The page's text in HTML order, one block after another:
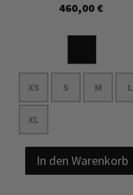
460,00 €
XS S M L
XL
In den Warenkorb